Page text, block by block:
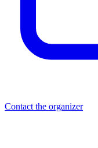
Contact the organizer